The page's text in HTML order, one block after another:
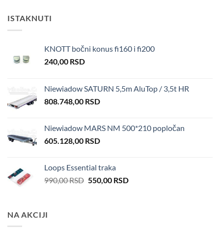
ISTAKNUTI
KNOTT bočni konus fi160 i fi200
240,00 RSD
Niewiadow SATURN 5,5m AluTop / 3,5t HR
808.748,00 RSD
Niewiadow MARS NM 500*210 popločan
605.128,00 RSD
Loops Essential traka
990,00RSD Original
550,00 RSDCurrent
NA AKCIJI